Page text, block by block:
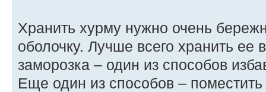
Хранить хурму нужно очень
оболочку. Лучше всего хранить ее
заморозка – один из способов
Еще один из способов –